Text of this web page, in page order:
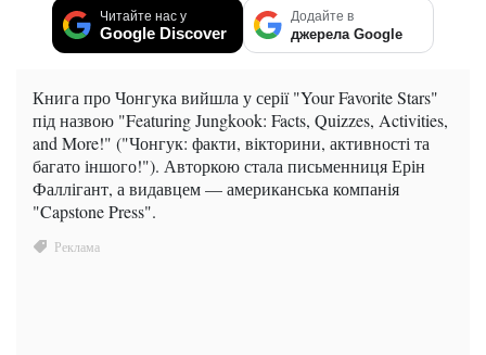
Читайте нас у
Google Discover
Додайте в
джерела Google
Книга про Чонгука вийшла у серії "Your Favorite Stars"
під назвою "Featuring Jungkook: Facts, Quizzes, Activities,
and More!" ("Чонгук: факти, вікторини, активності та
багато іншого!"). Авторкою стала письменниця Ерін
Фаллігант, а видавцем — американська компанія
"Capstone Press".